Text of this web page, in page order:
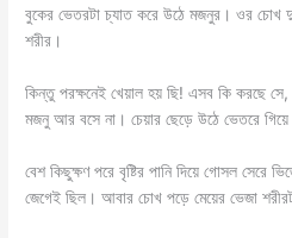
বুকের ভেতরটা চ্যাত করে উঠে মজনুর। ওর চোখ
শরীর।
কিন্তু পরক্ষনেই খেয়াল হয় ছি! এসব কি করছে সে,
মজনু আর বসে না। চেয়ার ছেড়ে উঠে ভেতরে
বেশ কিছুক্ষণ পরে বৃষ্টির পানি দিয়ে গোসল সেরে
জেগেই ছিল। আবার চোখ পড়ে মেয়ের ভেজা